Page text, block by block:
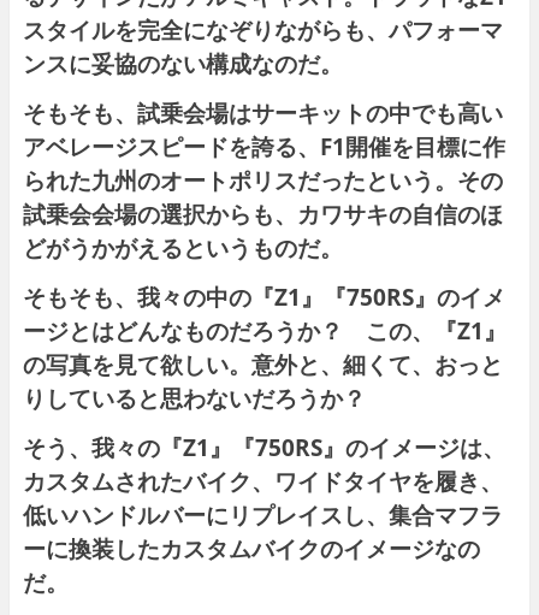
スタイルを完全になぞりながらも、パフォーマ
ンスに妥協のない構成なのだ。
そもそも、試乗会場はサーキットの中でも高い
アベレージスピードを誇る、F1開催を目標に作
られた九州のオートポリスだったという。その
試乗会会場の選択からも、カワサキの自信のほ
どがうかがえるというものだ。
そもそも、我々の中の『Z1』『750RS』のイメ
ージとはどんなものだろうか？ この、『Z1』
の写真を見て欲しい。意外と、細くて、おっと
りしていると思わないだろうか？
そう、我々の『Z1』『750RS』のイメージは、
カスタムされたバイク、ワイドタイヤを履き、
低いハンドルバーにリプレイスし、集合マフラ
ーに換装したカスタムバイクのイメージなの
だ。